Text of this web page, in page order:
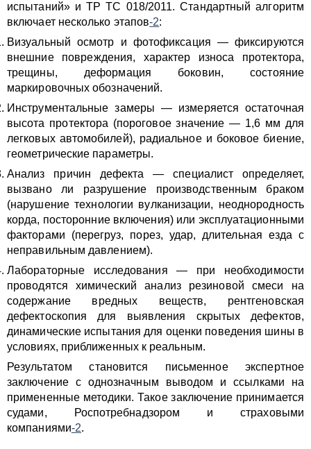
испытаний» и ТР ТС 018/2011. Стандартный алгоритм
включает несколько этапов-2:
Визуальный осмотр и фотофиксация — фиксируются
внешние повреждения, характер износа протектора,
трещины, деформация боковин, состояние
маркировочных обозначений.
Инструментальные замеры — измеряется остаточная
высота протектора (пороговое значение — 1,6 мм для
легковых автомобилей), радиальное и боковое биение,
геометрические параметры.
Анализ причин дефекта — специалист определяет,
вызвано ли разрушение производственным браком
(нарушение технологии вулканизации, неоднородность
корда, посторонние включения) или эксплуатационными
факторами (перегруз, порез, удар, длительная езда с
неправильным давлением).
Лабораторные исследования — при необходимости
проводятся химический анализ резиновой смеси на
содержание вредных веществ, рентгеновская
дефектоскопия для выявления скрытых дефектов,
динамические испытания для оценки поведения шины в
условиях, приближенных к реальным.
Результатом становится письменное экспертное
заключение с однозначным выводом и ссылками на
примененные методики. Такое заключение принимается
судами, Роспотребнадзором и страховыми
компаниями-2.